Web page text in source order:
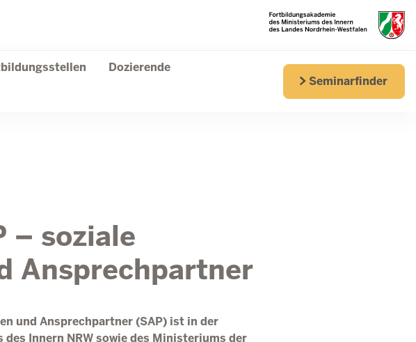
Dozierende
Seminarfinder
– soziale
Ansprechpartner
und Ansprechpartner (SAP) ist in der
des Innern NRWsowie des Ministeriums der